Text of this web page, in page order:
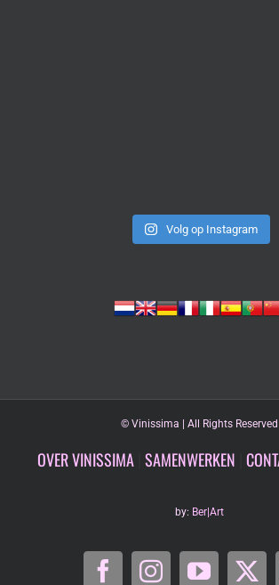
Volg op Instagram
© Vinissima | All Rights Reserved
OVER VINISSIMA SAMENWERKEN
by: Ber|Art